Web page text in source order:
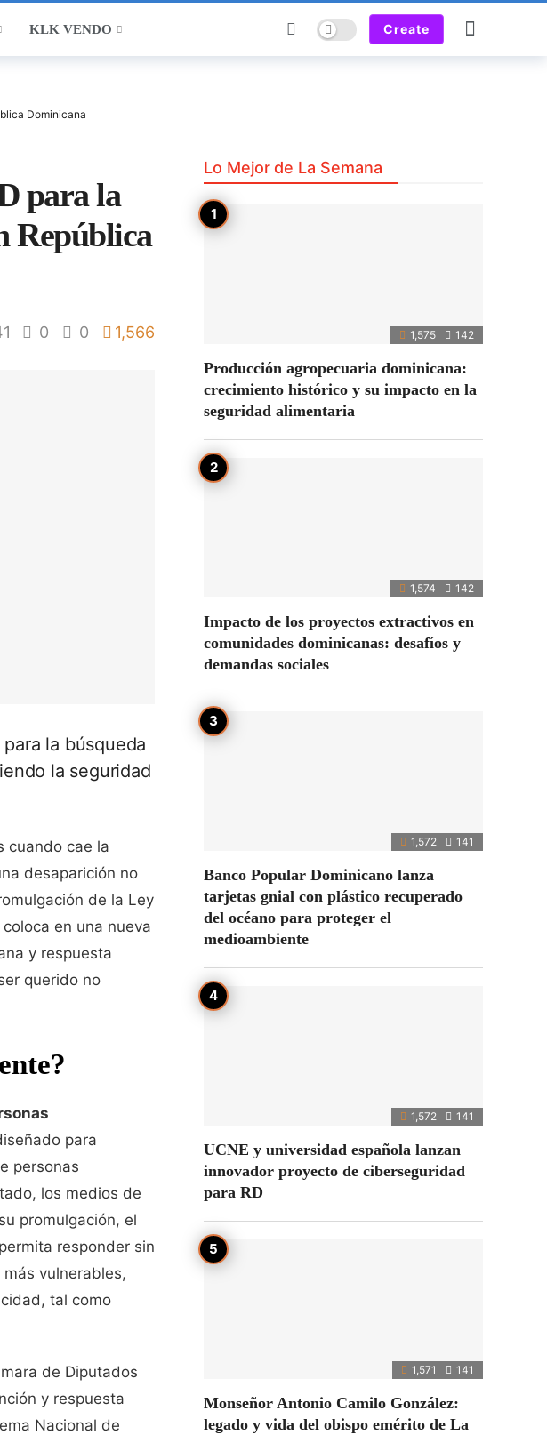
KLK VENDO Dark mode Create
Dominicana
para la
República
0 0 1,566
la búsqueda
la seguridad
cuando cae la
desaparición no
de la Ley
en una nueva
y respuesta
querido no
para
personas
los medios de
promulgación, el
responder sin
vulnerables,
tal como
de Diputados
y respuesta
Nacional de
Lo Mejor de La Semana
1,575 142
Producción agropecuaria dominicana:
crecimiento histórico y su impacto en la
seguridad alimentaria
1,574 142
Impacto de los proyectos extractivos en
comunidades dominicanas: desafíos y
demandas sociales
1,572 141
Banco Popular Dominicano lanza
tarjetas gnial con plástico recuperado
del océano para proteger el
medioambiente
1,572 141
UCNE y universidad española lanzan
innovador proyecto de ciberseguridad
para RD
1,571 141
Monseñor Antonio Camilo González:
legado y vida del obispo emérito de La